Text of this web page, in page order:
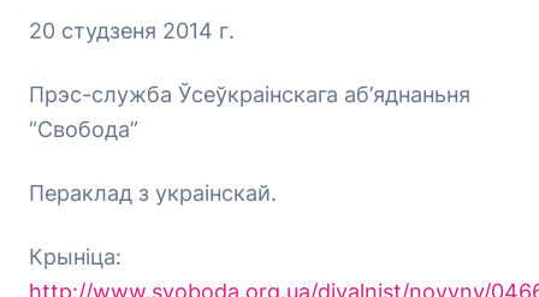
20 студзеня 2014 г.
Прэс-служба Ўсеўкраінскага аб’яднаньня
“Свобода”
Пераклад з украінскай.
Крыніца:
http://www.svoboda.org.ua/diyalnist/novyny/